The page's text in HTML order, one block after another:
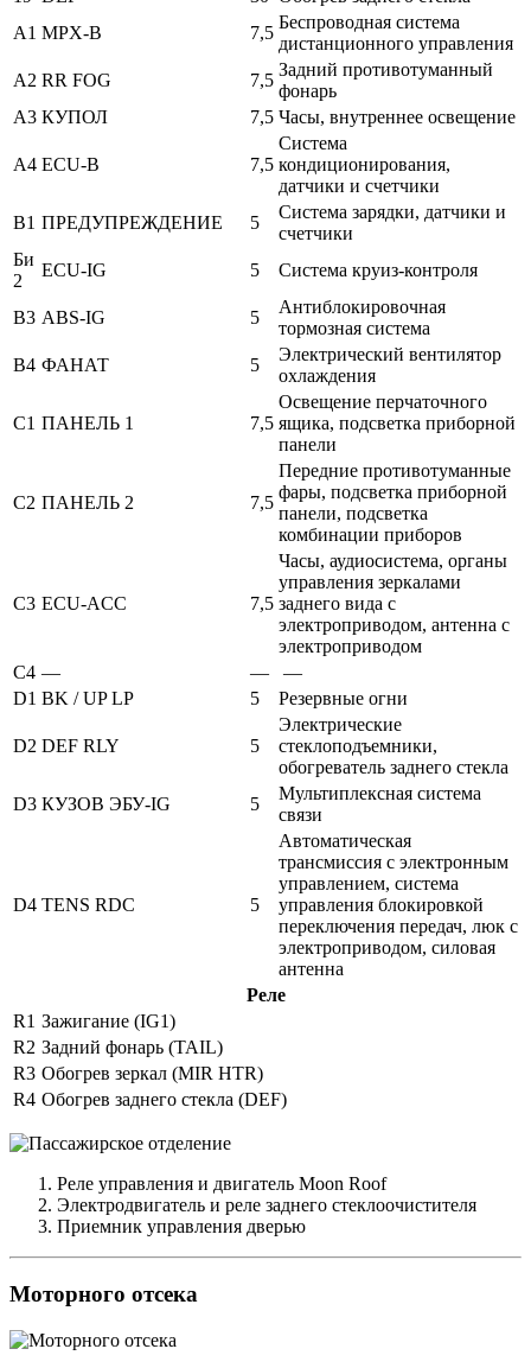
A1 MPX-B 7,5
Беспроводная система
дистанционного управления
A2 RR FOG 7,5
Задний противотуманный
фонарь
A3 КУПОЛ 7,5 Часы, внутреннее освещение
A4 ECU-B 7,5
Система
кондиционирования,
датчики и счетчики
B1 ПРЕДУПРЕЖДЕНИЕ 5
Система зарядки, датчики и
счетчики
Би
2
ECU-IG 5 Система круиз-контроля
B3 ABS-IG 5
Антиблокировочная
тормозная система
B4 ФАНАТ 5
Электрический вентилятор
охлаждения
C1 ПАНЕЛЬ 1 7,5
Освещение перчаточного
ящика, подсветка приборной
панели
C2 ПАНЕЛЬ 2 7,5
Передние противотуманные
фары, подсветка приборной
панели, подсветка
комбинации приборов
C3 ECU-ACC 7,5
Часы, аудиосистема, органы
управления зеркалами
заднего вида с
электроприводом, антенна с
электроприводом
C4 — —
—
D1 BK / UP LP 5 Резервные огни
D2 DEF RLY 5
Электрические
стеклоподъемники,
обогреватель заднего стекла
D3 КУЗОВ ЭБУ-IG 5
Мультиплексная система
связи
D4 TENS RDC 5
Автоматическая
трансмиссия с электронным
управлением, система
управления блокировкой
переключения передач, люк с
электроприводом, силовая
антенна
Реле
R1 Зажигание (IG1)
R2 Задний фонарь (TAIL)
R3 Обогрев зеркал (MIR HTR)
R4 Обогрев заднего стекла (DEF)
Реле управления и двигатель Moon Roof
Электродвигатель и реле заднего стеклоочистителя
Приемник управления дверью
Моторного отсека